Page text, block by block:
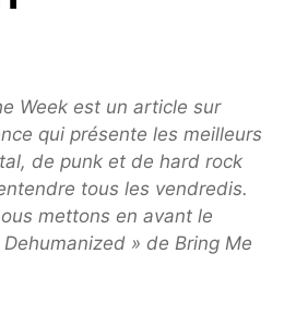
Week est un article sur
qui présente les meilleurs
de punk et de hard rock
tous les vendredis.
mettons en avant le
» de Bring Me